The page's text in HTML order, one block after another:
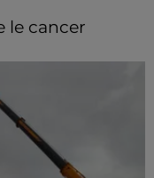
le cancer